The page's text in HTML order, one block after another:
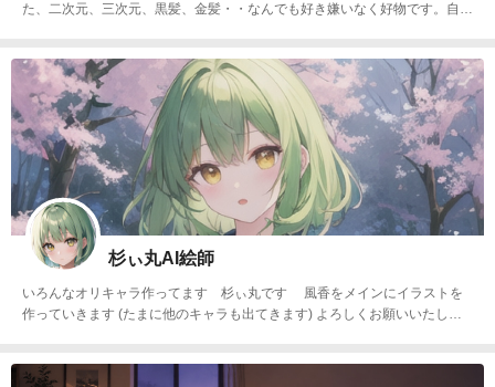
た、二次元、三次元、黒髪、金髪・・なんでも好き嫌いなく好物です。自作
杉ぃ丸AI絵師
いろんなオリキャラ作ってます 杉ぃ丸です 風香をメインにイラストを
作っていきます (たまに他のキャラも出てきます) よろしくお願いいたしま